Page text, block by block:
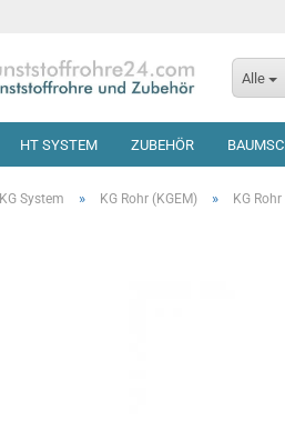
Alle
HT SYSTEM ZUBEHÖR
KG System » KG Rohr (KGEM) » KG